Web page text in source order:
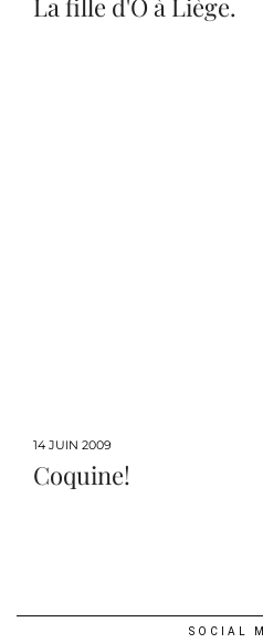
La fille d'O à Liège.
14 JUIN 2009
Coquine!
SOCIAL